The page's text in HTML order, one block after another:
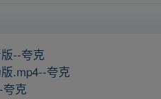
--夸克
.mp4--夸克
夸克